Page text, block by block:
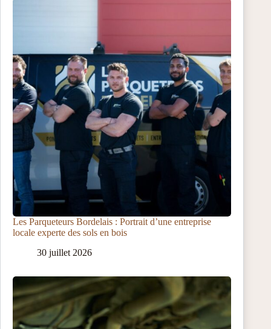
Les Parqueteurs Bordelais : Portrait d’une entreprise
locale experte des sols en bois
30 juillet 2026